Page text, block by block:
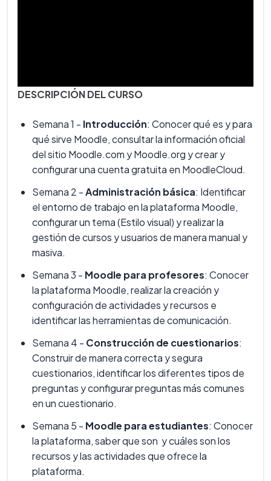
DESCRIPCIÓN DEL CURSO
Semana 1 - Introducción: Conocer qué es y para
qué sirve Moodle, consultar la información oficial
del sitio Moodle.com y Moodle.org y crear y
configurar una cuenta gratuita en MoodleCloud.
Semana 2 -Administración básica: Identificar
el entorno de trabajo en la plataforma Moodle,
configurar un tema (Estilo visual) y realizar la
gestión de cursos y usuarios de manera manual y
masiva.
Semana 3 - Moodle para profesores: Conocer
la plataforma Moodle, realizar la creación y
configuración de actividades y recursos e
identificar las herramientas de comunicación.
Semana 4 - Construcción de cuestionarios:
Construir de manera correcta y segura
cuestionarios, identificar los diferentes tipos de
preguntas y configurar preguntas más comunes
en un cuestionario.
Semana 5 - Moodle para estudiantes: Conocer
la plataforma, saber que son y cuáles son los
recursos y las actividades que ofrece la
plataforma.